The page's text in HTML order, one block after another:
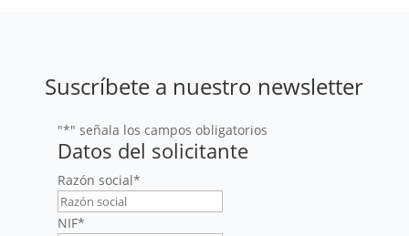
Suscríbete a nuestro newsletter
"*" señala los campos obligatorios
Datos del solicitante
Razón social*
NIF*